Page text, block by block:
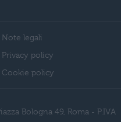
Note legali
Privacy policy
Cookie policy
Bologna 49, Roma - P.IVA